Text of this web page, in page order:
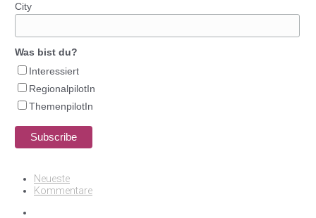
City
Was bist du?
Interessiert
RegionalpilotIn
ThemenpilotIn
Neueste
Kommentare